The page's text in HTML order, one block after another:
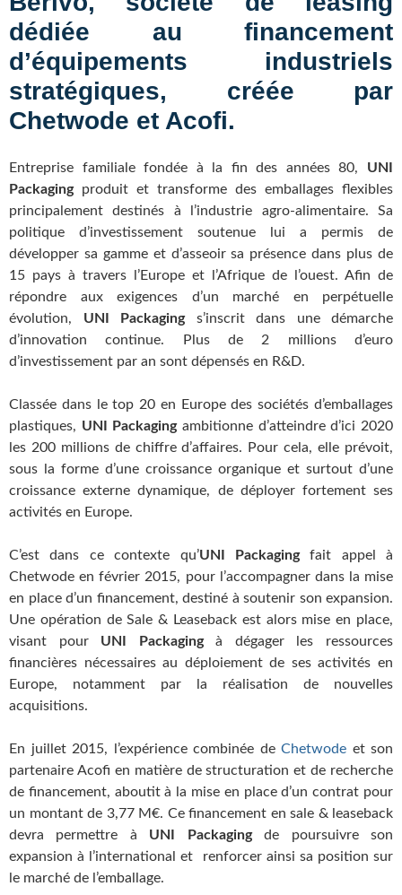
dédiée au financement
d’équipements industriels
stratégiques, créée par
Chetwode et Acofi.
Entreprise familiale fondée à la fin des années 80, UNI
Packagingproduit et transforme des emballages flexibles
principalement destinés à l’industrie agro-alimentaire. Sa
politique d’investissement soutenue lui a permis de
développer sa gamme et d’asseoir sa présence dans plus de
15 pays à travers l’Europe et l’Afrique de l’ouest. Afin de
répondre aux exigences d’un marché en perpétuelle
évolution, UNI Packagings’inscrit dans une démarche
d’innovation continue. Plus de 2 millions d’euro
d’investissement par an sont dépensés en R&D.
Classée dans le top 20 en Europe des sociétés d’emballages
plastiques, UNI Packagingambitionne d’atteindre d’ici 2020
les 200 millions de chiffre d’affaires. Pour cela, elle prévoit,
sous la forme d’une croissance organique et surtout d’une
croissance externe dynamique, de déployer fortement ses
activités en Europe.
C’est dans ce contexte qu’UNI Packagingfait appel à
Chetwode en février 2015, pour l’accompagner dans la mise
en place d’un financement, destiné à soutenir son expansion.
Une opération de Sale & Leaseback est alors mise en place,
visant pour UNI Packagingà dégager les ressources
financières nécessaires au déploiement de ses activités en
Europe, notamment par la réalisation de nouvelles
acquisitions.
En juillet 2015, l’expérience combinée de Chetwode et son
partenaire Acofi en matière de structuration et de recherche
de financement, aboutit à la mise en place d’un contrat pour
un montant de 3,77 M€. Ce financement en sale & leaseback
devra permettre à UNI Packagingde poursuivre son
expansion à l’international et renforcer ainsi sa position sur
le marché de l’emballage.